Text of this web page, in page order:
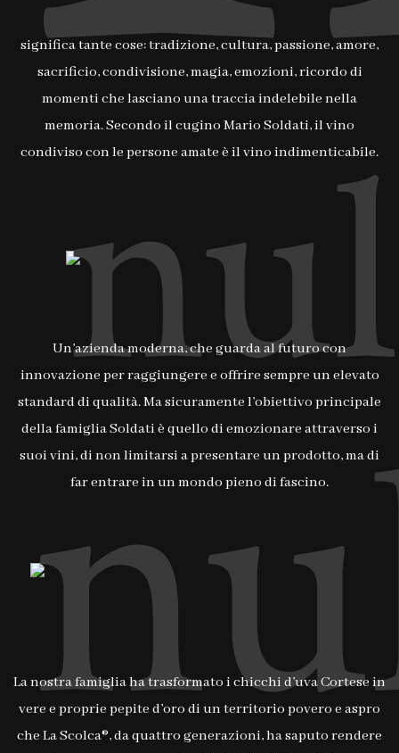
significa tante cose: tradizione, cultura, passione, amore,
sacrificio, condivisione, magia, emozioni, ricordo di
momenti che lasciano una traccia indelebile nella
memoria. Secondo il cugino Mario Soldati, il vino
condiviso con le persone amate è il vino indimenticabile.
Un’azienda moderna, che guarda al futuro con
innovazione per raggiungere e offrire sempre un elevato
standard di qualità. Ma sicuramente l’obiettivo principale
della famiglia Soldati è quello di emozionare attraverso i
suoi vini, di non limitarsi a presentare un prodotto, ma di
far entrare in un mondo pieno di fascino.
La nostra famiglia ha trasformato i chicchi d’uva Cortese in
vere e proprie pepite d’oro di un territorio povero e aspro
che La Scolca®, da quattro generazioni, ha saputo rendere